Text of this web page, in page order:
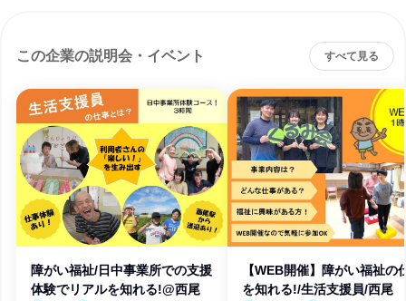
この企業の説明会・イベント すべて見る
障がい福祉/日中事業所での支援
体験でリアルを知れる!@西尾
【WEB開催】障がい福祉の
を知れる!/生活支援員/西尾